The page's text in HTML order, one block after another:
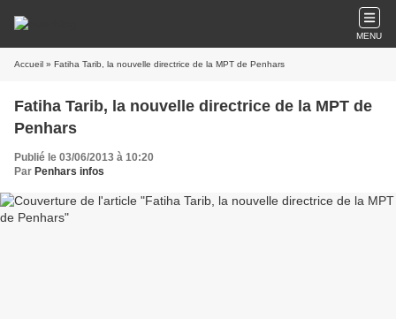
MENU
Accueil » Fatiha Tarib, la nouvelle directrice de la MPT de Penhars
Fatiha Tarib, la nouvelle directrice de la MPT de
Penhars
Publié le 03/06/2013 à 10:20
Par Penhars infos